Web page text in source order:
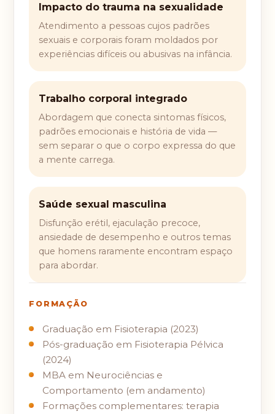
Impacto do trauma na sexualidade
Atendimento a pessoas cujos padrões
sexuais e corporais foram moldados por
experiências difíceis ou abusivas na infância.
Trabalho corporal integrado
Abordagem que conecta sintomas físicos,
padrões emocionais e história de vida —
sem separar o que o corpo expressa do que
a mente carrega.
Saúde sexual masculina
Disfunção erétil, ejaculação precoce,
ansiedade de desempenho e outros temas
que homens raramente encontram espaço
para abordar.
FORMAÇÃO
Graduação em Fisioterapia (2023)
Pós-graduação em Fisioterapia Pélvica
(2024)
MBA em Neurociências e
Comportamento (em andamento)
Formações complementares: terapia